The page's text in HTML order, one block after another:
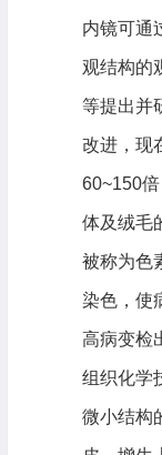
内镜可通
观结构的
等提出并
改进，现
60~150
体及绒毛
被称为色
染色，使
高病变检
组织化学
微小结构